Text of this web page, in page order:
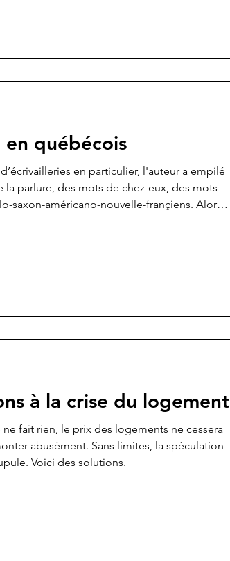
en québécois
en particulier, l'auteur a empilé
la parlure, des mots de chez-eux, des mots
saxon-américano-nouvelle-françiens. Alors,
à la crise du logement
ne fait rien, le prix des logements ne cessera
abusément. Sans limites, la spéculation
Voici des solutions.